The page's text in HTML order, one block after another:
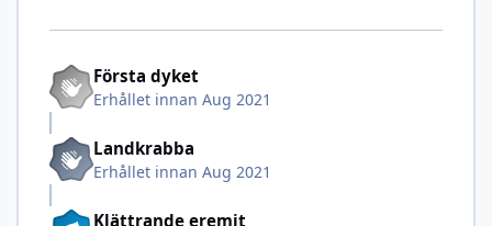
Första dyket
Erhållet innan Aug 2021
Landkrabba
Erhållet innan Aug 2021
Klättrande eremit